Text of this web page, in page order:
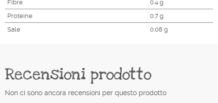
Fibre
0.4 g
Proteine
0.7 g
Sale
0.08 g
Recensioni prodotto
Non ci sono ancora recensioni per questo prodotto